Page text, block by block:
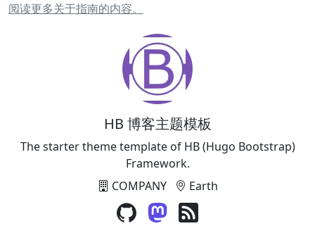
阅读更多关于指南的内容。
HB 博客主题模板
The starter theme template of HB (Hugo Bootstrap)
Framework.
COMPANY
Earth